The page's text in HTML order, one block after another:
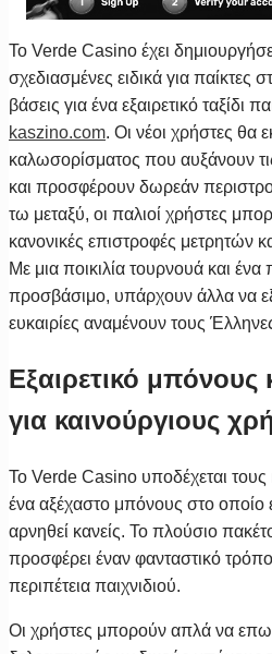
Το Verde Casino έχει
σχεδιασμένες ειδικά για παίκτες
βάσεις για ένα εξαιρετικό ταξίδι
kaszino.com. Οι νέοι χρήστες θα
καλωσορίσματος που αυξάνουν
και προσφέρουν δωρεάν
τω μεταξύ, οι παλιοί χρήστες
κανονικές επιστροφές μετρητών
Με μια ποικιλία τουρνουά και
προσβάσιμο, υπάρχουν άλλα να
ευκαιρίες αναμένουν τους
Εξαιρετικό
για καινούργιους
Το Verde Casino υποδέχεται τους
ένα αξέχαστο μπόνους στο οποίο
αρνηθεί κανείς. Το πλούσιο
προσφέρει έναν φανταστικό τρόπο
περιπέτεια παιχνιδιού.
Οι χρήστες μπορούν απλά να